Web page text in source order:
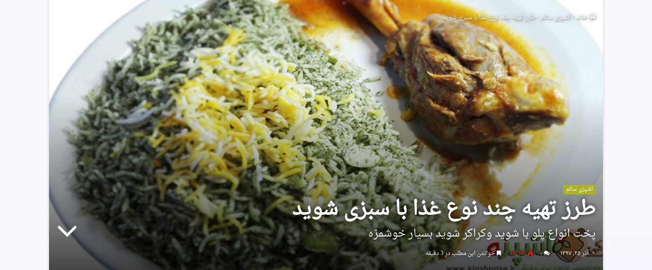
خانه/آشپزی سالم/طرز تهیه چند نوع غذا با سبزی شوید
آشپزی سالم
طرز تهیه چند نوع غذا با سبزی شوید
پخت انواع پلو با شوید وکراکر شوید بسیار خوشمزه
آذر ۲۵, ۱۳۹۷ ۰ 10,341 خواندن این مطلب در 3 دقیقه